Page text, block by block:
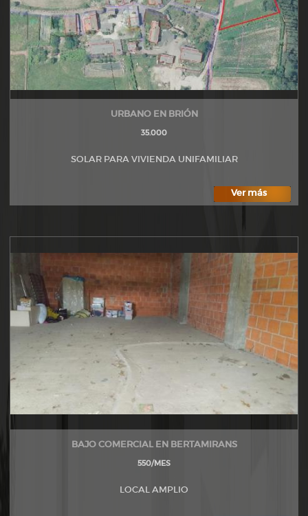
URBANO EN BRIÓN
35.000
SOLAR PARA VIVIENDA UNIFAMILIAR
Ver más
BAJO COMERCIAL EN BERTAMIRANS
550/MES
LOCAL AMPLIO